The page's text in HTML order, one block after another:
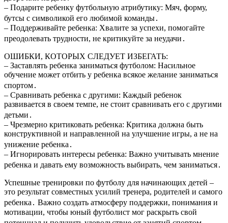
– Подарите ребенку футбольную атрибутику: Мяч, форму,
бутсы с символикой его любимой команды․
– Поддерживайте ребенка: Хвалите за успехи, помогайте
преодолевать трудности, не критикуйте за неудачи․
ОШИБКИ, КОТОРЫХ СЛЕДУЕТ ИЗБЕГАТЬ:
– Заставлять ребенка заниматься футболом: Насильное
обучение может отбить у ребенка всякое желание заниматься
спортом․
– Сравнивать ребенка с другими: Каждый ребенок
развивается в своем темпе, не стоит сравнивать его с другими
детьми․
– Чрезмерно критиковать ребенка: Критика должна быть
конструктивной и направленной на улучшение игры, а не на
унижение ребенка․
– Игнорировать интересы ребенка: Важно учитывать мнение
ребенка и давать ему возможность выбирать, чем заниматься․
Успешные тренировки по футболу для начинающих детей –
это результат совместных усилий тренера, родителей и самого
ребенка․ Важно создать атмосферу поддержки, понимания и
мотивации, чтобы юный футболист мог раскрыть свой